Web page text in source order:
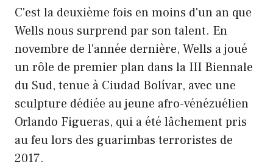
C'est la deuxième fois en moins d'un an que
Wells nous surprend par son talent. En
novembre de l'année dernière, Wells a joué
un rôle de premier plan dans la III Biennale
du Sud, tenue à Ciudad Bolívar, avec une
sculpture dédiée au jeune afro-vénézuélien
Orlando Figueras, qui a été lâchement pris
au feu lors des guarimbas terroristes de
2017.